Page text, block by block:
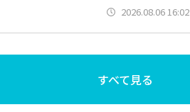
2026.08.06 16:02
すべて見る